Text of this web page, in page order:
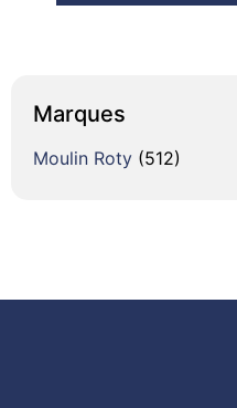
Marques
Moulin Roty (512)